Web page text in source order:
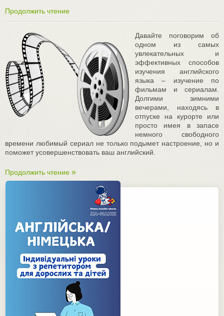
Продолжить чтение
Давайте поговорим об
одном из самых
увлекательных и
эффективных способов
изучения английского
языка – изучение по
фильмам и сериалам.
Долгими зимними
вечерами, находясь в
отпуске на курорте или
просто имея в запасе
немного свободного
времени любимый сериал не только подымет настроение, но и
поможет усовершенствовать ваш английский.
Продолжить чтение